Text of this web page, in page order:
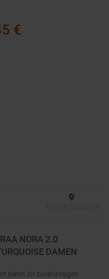
NORA 2.0
DAMEN
bietet dir zuverlässigen
€